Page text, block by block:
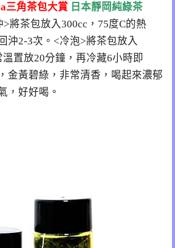
三角茶包大賞 日本靜岡純綠茶
>將茶包放入300cc，75度C的熱
沖2-3次。<冷泡>將茶包放入
置放20分鐘，再冷藏6小時即
金黃碧綠，非常清香，喝起來濃郁
，好好喝。